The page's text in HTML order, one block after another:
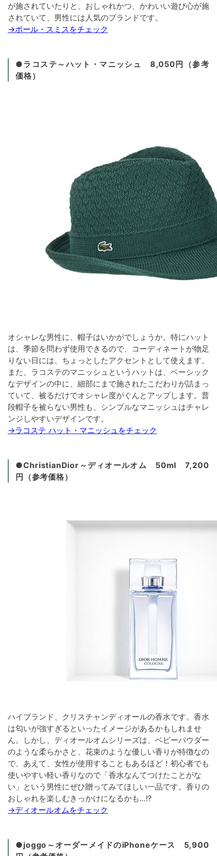
が施されていたりと、おしゃれかつ、かわいい遊び心が施
されていて、男性には人気のブランドです。
→ポール・スミスをチェック
●ラコステ～ハット・マニッシュ 8,050円（参考
価格）
オシャレな男性に、帽子はいかがでしょうか。特にハット
は、季節を問わず使用できるので、コーディネートが物足
りない日には、ちょっとしたアクセントとして使えます。
また、ラコステのマニッシュというハットは、ベーシック
なデザインの中に、細部にまで施されたこだわりが詰まっ
ていて、被るだけでオシャレ度がぐんとアップします。普
段帽子を被らない男性も、シンプルなマニッシュはチャレ
ンジしやすいデザインです。
→ラコステ ハット・マニッシュをチェック
●ChristianDior～ディオールオム 50ml 7,200
円（参考価格）
ハイブランド、クリスチャンディオールの香水です。香水
は匂いが強すぎるといったイメージがあるかもしれませ
ん。しかし、ディオールオムシリーズは、ベビーパウダー
のような柔らかさと、花束のような優しい香りが特徴なの
で、あえて、女性が使用することもあるほど！初心者でも
使いやすい軽い香りなので「香水なんてつけたことがな
い」という男性にぜひ贈ってみてほしい一品です。香りの
おしゃれを楽しむきっかけになるかも…!?
→ディオールオムをチェック
●joggo～オーダーメイドのiPhoneケース 5,900